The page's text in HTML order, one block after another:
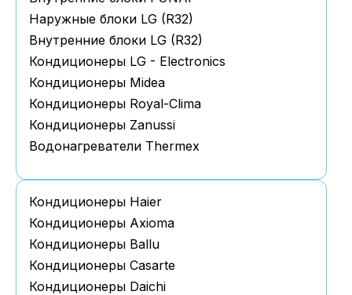
Наружные блоки LG (R32)
Внутренние блоки LG (R32)
Кондиционеры LG - Electronics
Кондиционеры Midea
Кондиционеры Royal-Clima
Кондиционеры Zanussi
Водонагреватели Thermex
Кондиционеры Haier
Кондиционеры Axioma
Кондиционеры Ballu
Кондиционеры Casarte
Кондиционеры Daichi